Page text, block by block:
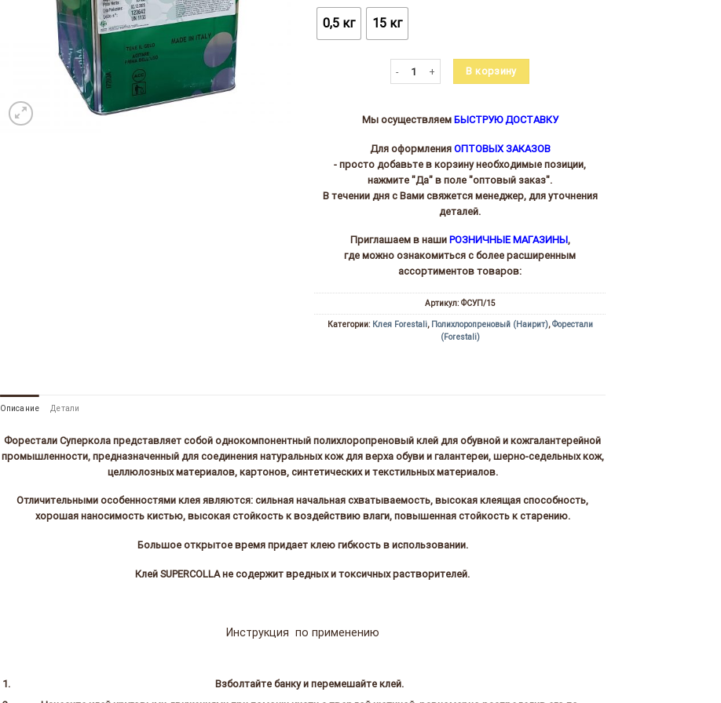
0,5 кг 15 кг
Количество товара Клей полихлоропреновый для сборки заготовок
В корзину
Мы осуществляем БЫСТРУЮ ДОСТАВКУ
Для оформления ОПТОВЫХ ЗАКАЗОВ
- просто добавьте в корзину необходимые позиции,
нажмите "Да" в поле "оптовый заказ".
В течении дня с Вами свяжется менеджер, для уточнения
деталей.
Приглашаем в наши РОЗНИЧНЫЕ МАГАЗИНЫ,
где можно ознакомиться с более расширенным
ассортиментов товаров:
Артикул: ФСУП/15
Категории: Клея Forestali, Полихлоропреновый (Наирит),Форестали
(Forestali)
Описание Детали
Форестали Суперкола представляет собой однокомпонентный полихлоропреновый клей для обувной и кожгалантерейной
промышленности, предназначенный для соединения натуральных кож для верха обуви и галантереи, шерно-седельных кож,
целлюлозных материалов, картонов, синтетических и текстильных материалов.
Отличительными особенностями клея являются: сильная начальная схватываемость, высокая клеящая способность,
хорошая наносимость кистью, высокая стойкость к воздействию влаги, повышенная стойкость к старению.
Большое открытое время придает клею гибкость в использовании.
Клей SUPERCOLLA не содержит вредных и токсичных растворителей.
Инструкция по применению
Взболтайте банку и перемешайте клей.